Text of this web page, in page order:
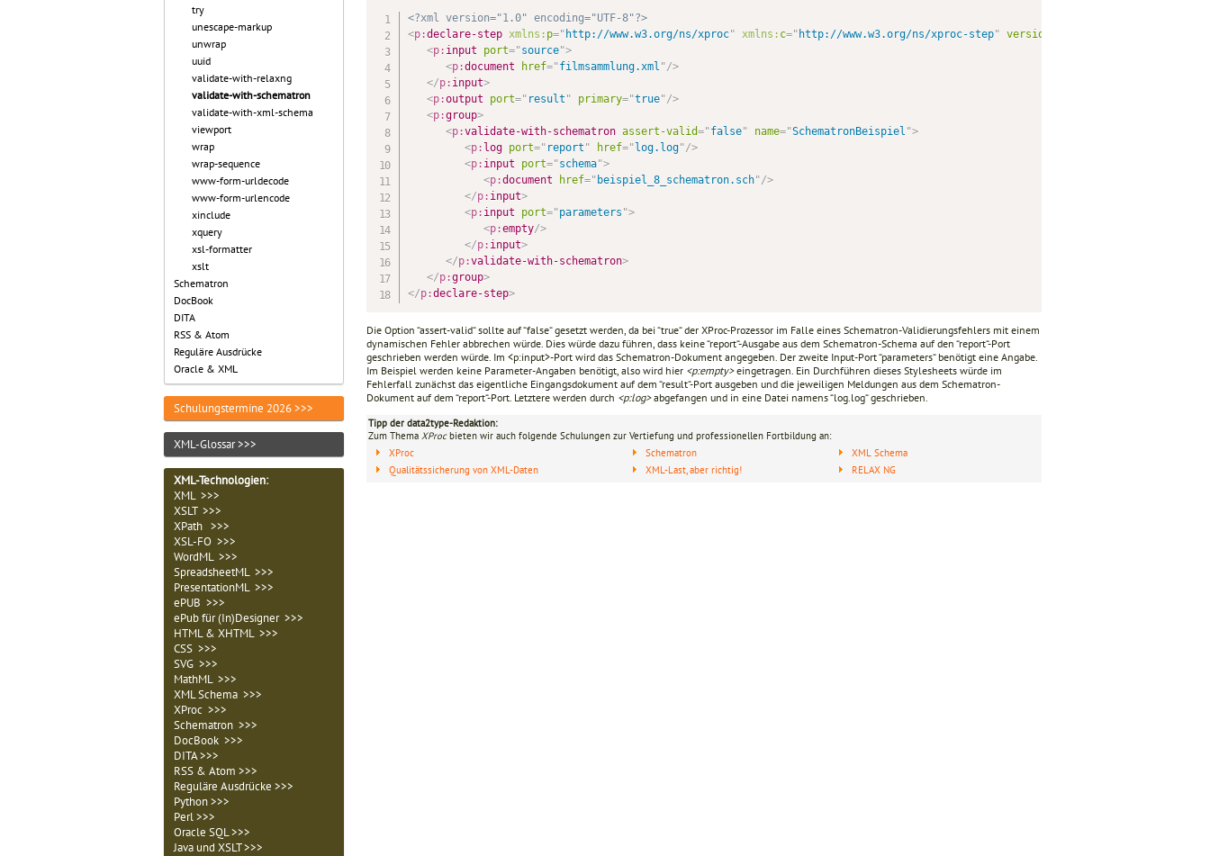
try
unescape-markup
unwrap
uuid
validate-with-relaxng
validate-with-schematron
validate-with-xml-schema
viewport
wrap
wrap-sequence
www-form-urldecode
www-form-urlencode
xinclude
xquery
xsl-formatter
xslt
Schematron
DocBook
DITA
RSS & Atom
Reguläre Ausdrücke
Oracle & XML
Schulungstermine 2026 >>>
XML-Glossar >>>
XML-Technologien:
XML >>>
XSLT >>>
XPath >>>
XSL-FO >>>
WordML >>>
SpreadsheetML >>>
PresentationML >>>
ePUB >>>
ePub für (In)Designer >>>
HTML & XHTML >>>
CSS >>>
SVG >>>
MathML >>>
XML Schema >>>
XProc >>>
Schematron >>>
DocBook >>>
DITA >>>
RSS & Atom >>>
Reguläre Ausdrücke >>>
Python >>>
Perl >>>
Oracle SQL >>>
Java und XSLT >>>
<?xml version="1.0" encoding="UTF-8"?>
<p:declare-step xmlns: p=" http://www.w3.org/ns/xproc" xmlns: c=" http://www.w3.org/ns/xproc-step" version
<p: input port="source">
<p:document href="filmsammlung.xml "/>
</p: input>
<p:output port=" result " primary="true"/>
<p:group>
<p:validate-with-schematron assert-valid="false" name="SchematronBeispiel ">
<p: log port=" report " href="log.log"/>
<p: input port="schema">
<p:document href=" beispiel_8_schematron.sch"/>
</p: input>
<p: input port="parameters ">
<p:empty/>
</p: input>
</p:validate-with-schematron>
</p:group>
</p:declare-step>
Die Option “assert-valid“ sollte auf “false“ gesetzt werden, da bei “true“ der XProc-Prozessor im Falle eines Schematron-Validierungsfehlers mit einem
dynamischen Fehler abbrechen würde. Dies würde dazu führen, dass keine “report“-Ausgabe aus dem Schematron-Schema auf den “report“-Port
geschrieben werden würde. Im <p:input>-Port wird das Schematron-Dokument angegeben. Der zweite Input-Port “parameters“ benötigt eine Angabe.
Im Beispiel werden keine Parameter-Angaben benötigt, also wird hier <p:empty>eingetragen. Ein Durchführen dieses Stylesheets würde im
Fehlerfall zunächst das eigentliche Eingangsdokument auf dem “result“-Port ausgeben und die jeweiligen Meldungen aus dem Schematron-
Dokument auf dem “report“-Port. Letztere werden durch <p:log>abgefangen und in eine Datei namens “log.log“ geschrieben.
Tipp der data2type-Redaktion:
Zum Thema XProcbieten wir auch folgende Schulungen zur Vertiefung und professionellen Fortbildung an:
XProc
Qualitätssicherung von XML-Daten
Schematron
XML-Last, aber richtig!
XML Schema
RELAX NG